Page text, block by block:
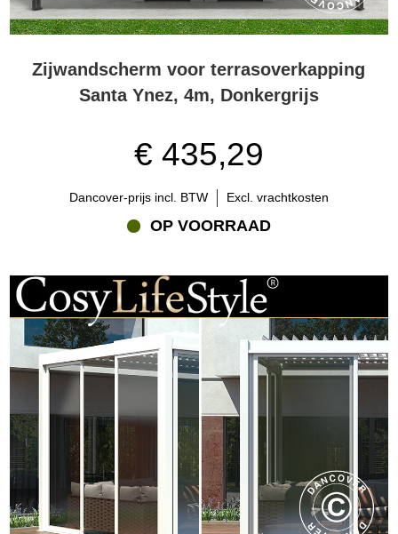
Zijwandscherm voor terrasoverkapping
Santa Ynez, 4m, Donkergrijs
€ 435,29
Dancover-prijs incl. BTW Excl. vrachtkosten
OP VOORRAAD